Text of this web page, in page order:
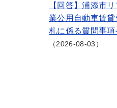
【回答】浦添市
業公用自動車賃
札に係る質問事
2026-08-03